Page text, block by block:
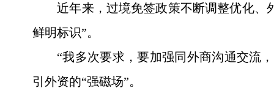
近年来，过境免签政策不断调整优化
鲜明标识”。
“我多次要求，要加强同外商沟通交流
引外资的“强磁场”。